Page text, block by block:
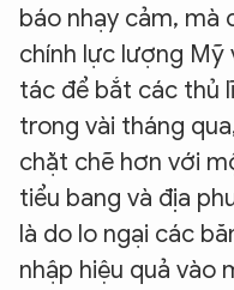
báo nhạy cảm, mà
chính lực lượng Mỹ
tác để bắt các thủ
trong vài tháng
chặt chẽ hơn với
tiểu bang và địa
là do lo ngại các
nhập hiệu quả vào